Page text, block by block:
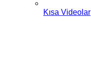
Kısa Videolar